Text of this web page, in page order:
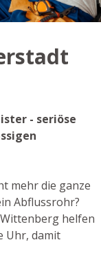
- seriöse
mehr die ganze
Abflussrohr?
helfen
Uhr, damit